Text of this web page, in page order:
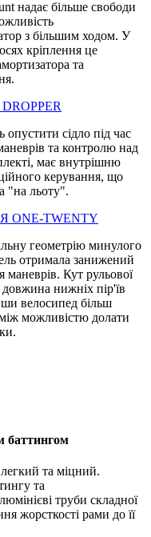
надає більше свободи
з більшим ходом. У
кріплення це
та
сідло під час
та контролю над
має внутрішню
керування, що
"на льоту".
TWENTY
геометрію минулого
отримала занижений
маневрів. Кут рульової
нижніх пір'їв
велосипед більш
можливістю долати
баттингом
та міцний.
та
труби складної
жорсткості рами до її